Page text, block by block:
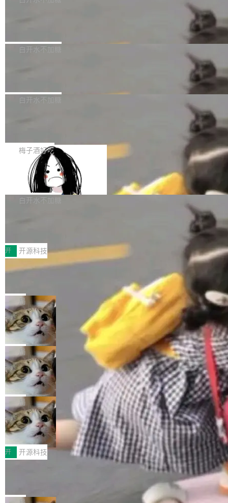
员工参与设立的专项资产管理计划。其中，Dee
获配9...
一个回归问题，该问题导致拉取镜像时会拒绝包
题，该问题可能导致在旧版 Linux 内核...
e 孵化器项目管理委员会（IPMC）投票中获得
P）！这一里程碑不仅标志着 Fluss 迈入新的发
白开水不加糖
长期停止内容更新，未能实现其作为“AI版维基百
提交的编辑请求也长期处于待处理状态。 Groki
pedia 于去年底上线，定位为由人工智能生成内
容的百科平台，被马斯克视为传统众包百科网站
维基百科的替代方案。Lawfare 调查发现，无论
热门页面还是低关注度页面，均未出现近期更
白开水不加糖
是这样的：配 MessageSource 的 Bean、写 R
eloadableResourceBundleMessageSource、
声明 LocaleResolver、注册 LocaleChangeInt
erceptor…五六步之后才能看到第一行翻译文
本。 Solon 换了个方式。整个 i18n 模块围绕三
梅子酒好吃
Apache Doris 4.1 全面增强 Iceberg：
支持 UPDATE、MERGE INTO 与 Iceb
erg V3
Apache Doris 4.1 要补齐的，正是缺失的那一
半。在已有查询能力的基础上，Doris 进一步支
常维护操作，并完整支持 Iceberg V3 格式。
白开水不加糖
村国家自主创新示范区会议中心开幕。本届大会
由中关村智联软件服务业质量创新联盟主办，以
“智构可信·质创未来——AI原生时代的质量新范
式”为主题，直面AI从实验室走向规模化产业落地
的核心质量命题。会上，《2026智能研发生产力
工具选型手册》发布，Testin云测的Testin XAge
nt智能测试系统入选AI测试领域代表产品。对CI
O而言，这提示了一个转变：AI测试正在从效率
工具升级为企业的质量基础设施。 CIO面对的新
现实 过去两年，CIO们的焦虑清单上多了两项：
一是如何让大模型和智能体应用安全地从PoC走
向生产，二是如何让测试团队跟得上AI应用...
开 开源科技
让非法状态不可表示：一篇关于 ADT
有一种东西，一旦用过就回不去了。Alex Fedos
eev 管它叫"软件设计的基石"。 他说的东西不新
鲜——代数数据类型（ADT），尤其是和类型
（sum type）。但他说清楚了一件事：这不是类
型系统的学术体操，是日常编码的思维方式。 文
章从一个简单的例子切入。一个网站的深色主题
设置，如果用布尔值 + 可空字段来表示——bool
ean 表示是否可切换，nullable 的默认模式、浅
色方案、深色方案——会产生大量无意义的组
合。方案缺了、配置冲突了、全 null 了。要知道
哪些组合有效，作者说，你得靠"文档、校验、或
者部落知识"。 换个写法。Rust 的 enum，两个
变体：Switchable...
局
Cloudflare 开源内部企业 AI 平台 Clou
dflare OS
Cloudflare 发布了一个开源项目 Cloudflare O
S。如果你只看官方博客，你会觉得这是又一
个"AI 知识库 + 聊天机器人"——每个大厂都在
做，没什么新鲜的。 但 Kenton Varda 在 Twitte
r 上把事情说清楚了： 今天我们发布了 Cloudfla
re OS，一个带连接器的聊天机器人，跟其他所
有科技公司做的一样。只不过，实际上它不一
样。这是 Sandstorm.io 的重制版，我十年前的
那个创业公司。不同的是，这次它构建在 Cloudf
lare Workers 上——我花了九年时间搭建的平台
——并且深度集成了 AI。这基本上是我十年秘密
局
Deno 团队开源 Celld，可自托管的分
布式 Durable Objects
Ryan Dahl 领导的 Deno 团队推出了最新开源项
目 Celld，一个能在自己机器上运行 Cloudflare
Workers 和 Durable Objects 的守护进程。 设
计思路很直接：每个对象是一个独立的 SQLite
数据库，按名称寻址，复制到你自己的 S3 兼容
存储库里。节点之间只通过这个存储库协调——
没有控制平面，没有共识协议。每个对象自带一
个小型数据库，应用天然按分片构建，单个数据
库的竞争和爆炸半径问题在设计层面就被消除
了。 闲置的 cell 会休眠到几乎不占资源。当 cel
局
鲁大师7月新机性能/流畅/AI榜：vivo夺
性能、流畅双第一，三星Galaxy Z系列
新折叠缺席
2026年7月的手机市场，由于存储等硬件成本暴
增，手机厂商的日子也不好过啊，新机速度明显
放缓，因此硝烟味淡了许多。新机参数规格除开
Fold8 / Z Flip8）外，其余要么是中低端机器，
例如iQOO Z11i、REDMI Note 17、REDMI No
开 开源科技
Zed 编辑器团队发布了新项目——DeltaDB，一
个在 git commit 之间记录每一次编辑操作的版